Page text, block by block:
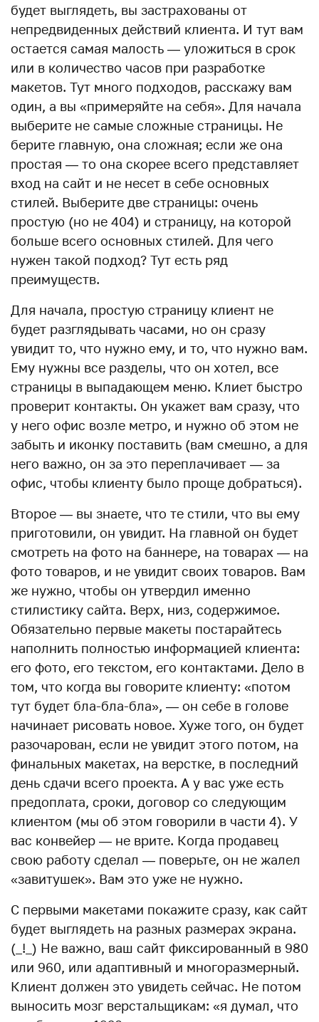
будет выглядеть, вы застрахованы от
непредвиденных действий клиента. И тут вам
остается самая малость — уложиться в срок
или в количество часов при разработке
макетов. Тут много подходов, расскажу вам
один, а вы «примеряйте на себя». Для начала
выберите не самые сложные страницы. Не
берите главную, она сложная; если же она
простая — то она скорее всего представляет
вход на сайт и не несет в себе основных
стилей. Выберите две страницы: очень
простую (но не 404) и страницу, на которой
больше всего основных стилей. Для чего
нужен такой подход? Тут есть ряд
преимуществ.
Для начала, простую страницу клиент не
будет разглядывать часами, но он сразу
увидит то, что нужно ему, и то, что нужно вам.
Ему нужны все разделы, что он хотел, все
страницы в выпадающем меню. Клиет быстро
проверит контакты. Он укажет вам сразу, что
у него офис возле метро, и нужно об этом не
забыть и иконку поставить (вам смешно, а для
него важно, он за это переплачивает — за
офис, чтобы клиенту было проще добраться).
Второе — вы знаете, что те стили, что вы ему
приготовили, он увидит. На главной он будет
смотреть на фото на баннере, на товарах — на
фото товаров, и не увидит своих товаров. Вам
же нужно, чтобы он утвердил именно
стилистику сайта. Верх, низ, содержимое.
Обязательно первые макеты постарайтесь
наполнить полностью информацией клиента:
его фото, его текстом, его контактами. Дело в
том, что когда вы говорите клиенту: «потом
тут будет бла-бла-бла», — он себе в голове
начинает рисовать новое. Хуже того, он будет
разочарован, если не увидит этого потом, на
финальных макетах, на верстке, в последний
день сдачи всего проекта. А у вас уже есть
предоплата, сроки, договор со следующим
клиентом (мы об этом говорили в части 4). У
вас конвейер — не врите. Когда продавец
свою работу сделал — поверьте, он не жалел
«завитушек». Вам это уже не нужно.
С первыми макетами покажите сразу, как сайт
будет выглядеть на разных размерах экрана.
(_!_) Не важно, ваш сайт фиксированный в 980
или 960, или адаптивный и многоразмерный.
Клиент должен это увидеть сейчас. Не потом
выносить мозг верстальщикам: «я думал, что